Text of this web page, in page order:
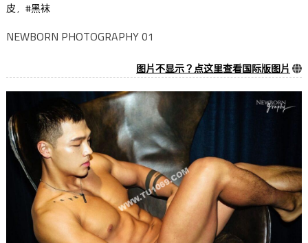
皮, #黑袜
NEWBORN PHOTOGRAPHY 01
图片不显示？点这里查看国际版图片